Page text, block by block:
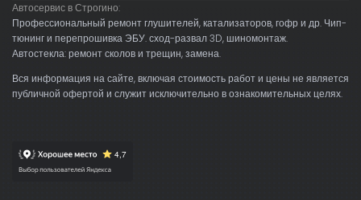
Автосервис в Строгино:
Профессиональный ремонт глушителей, катализаторов, гофр и др. Чип-
тюнинг и перепрошивка ЭБУ. сход-развал 3D, шиномонтаж.
Автостекла: ремонт сколов и трещин, замена.
Вся информация на сайте, включая стоимость работ и цены не является
публичной офертой и служит исключительно в ознакомительных целях.